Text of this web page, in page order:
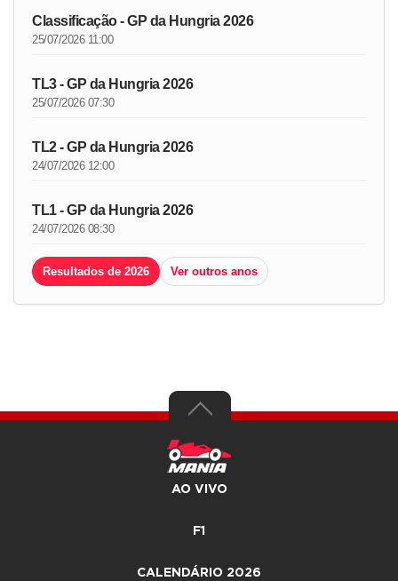
Classificação - GP da Hungria 2026
25/07/2026 11:00
TL3 - GP da Hungria 2026
25/07/2026 07:30
TL2 - GP da Hungria 2026
24/07/2026 12:00
TL1 - GP da Hungria 2026
24/07/2026 08:30
Resultados de 2026 Ver outros anos
AO VIVO
F1
CALENDÁRIO 2026